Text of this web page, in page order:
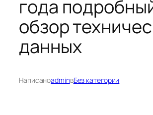
года
обзор
данных
НаписаноadminвБез категории